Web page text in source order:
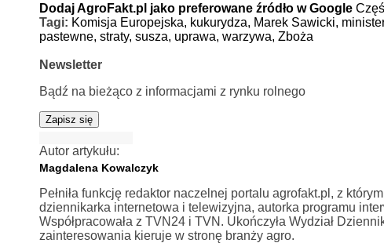
Dodaj AgroFakt.pl jako preferowane źródło w Google
Tagi: Komisja Europejska, kukurydza, Marek Sawicki,
pastewne, straty, susza, uprawa, warzywa, Zboża
Newsletter
Bądź na bieżąco z informacjami z rynku rolnego
Zapisz się
Autor artykułu:
Magdalena Kowalczyk
Pełniła funkcję redaktor naczelnej portalu agrofakt.pl, z
dziennikarka internetowa i telewizyjna, autorka programu
Współpracowała z TVN24 i TVN. Ukończyła Wydział
zainteresowania kieruje w stronę branży agro.